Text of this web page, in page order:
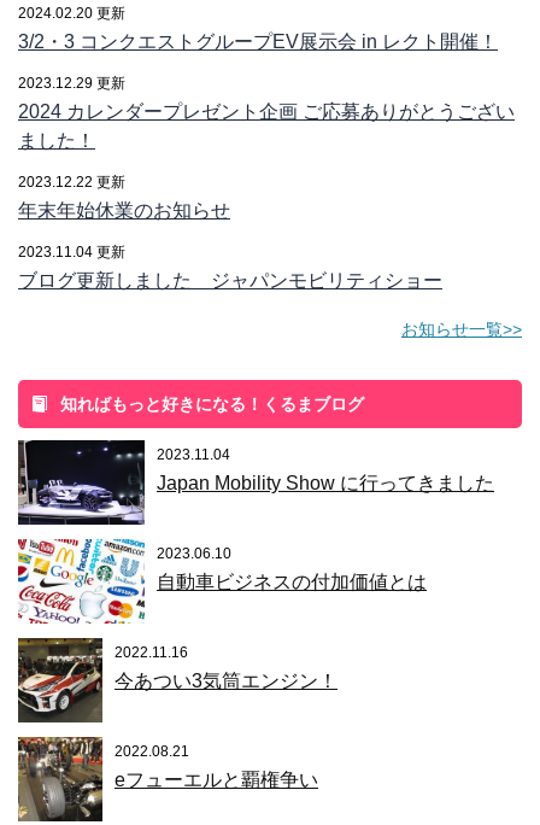
2024.02.20 更新
3/2・3 コンクエストグループEV展示会 in レクト開催！
2023.12.29 更新
2024 カレンダープレゼント企画 ご応募ありがとうござい
ました！
2023.12.22 更新
年末年始休業のお知らせ
2023.11.04 更新
ブログ更新しました ジャパンモビリティショー
お知らせ一覧>>
知ればもっと好きになる！くるまブログ
2023.11.04
Japan Mobility Show に行ってきました
2023.06.10
自動車ビジネスの付加価値とは
2022.11.16
今あつい3気筒エンジン！
2022.08.21
eフューエルと覇権争い